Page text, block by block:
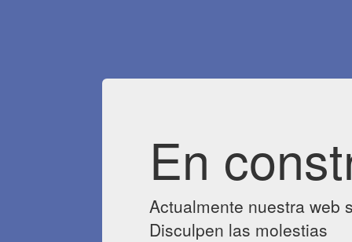
En
Actualmente nuestra web
Disculpen las molestias